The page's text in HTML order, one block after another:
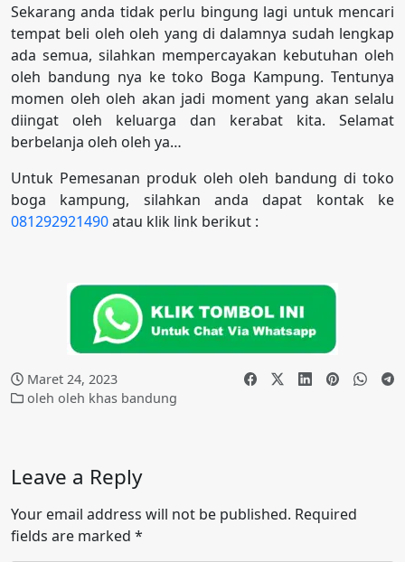
Sekarang anda tidak perlu bingung lagi untuk mencari
tempat beli oleh oleh yang di dalamnya sudah lengkap
ada semua, silahkan mempercayakan kebutuhan oleh
oleh bandung nya ke toko Boga Kampung. Tentunya
momen oleh oleh akan jadi moment yang akan selalu
diingat oleh keluarga dan kerabat kita. Selamat
berbelanja oleh oleh ya…
Untuk Pemesanan produk oleh oleh bandung di toko
boga kampung, silahkan anda dapat kontak ke
081292921490atau klik link berikut :
Maret 24, 2023
oleh oleh khas bandung
Leave a Reply
Your email address will not be published. Required
fields are marked *